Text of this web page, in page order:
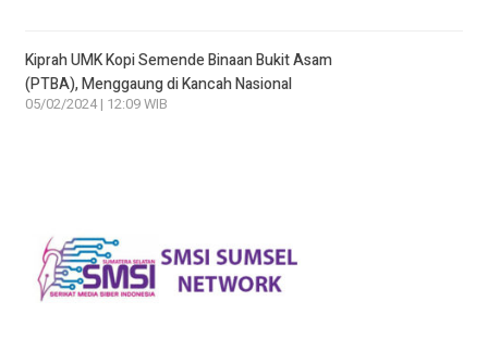
Kiprah UMK Kopi Semende Binaan Bukit Asam
(PTBA), Menggaung di Kancah Nasional
05/02/2024 | 12:09 WIB